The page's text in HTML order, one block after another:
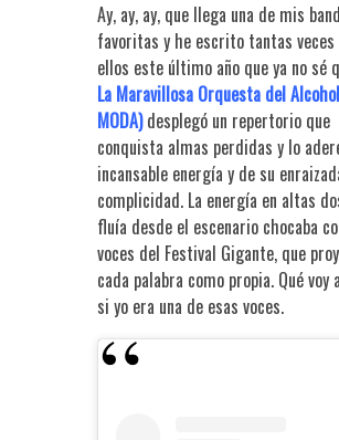
Ay, ay, ay, que llega una de mis
favoritas y he escrito tantas veces
ellos este último año que ya no sé
La Maravillosa Orquesta del
MODA) desplegó un repertorio que
conquista almas perdidas y lo
incansable energía y de su
complicidad. La energía en altas
fluía desde el escenario chocaba
voces del Festival Gigante, que
cada palabra como propia. Qué
si yo era una de esas voces.